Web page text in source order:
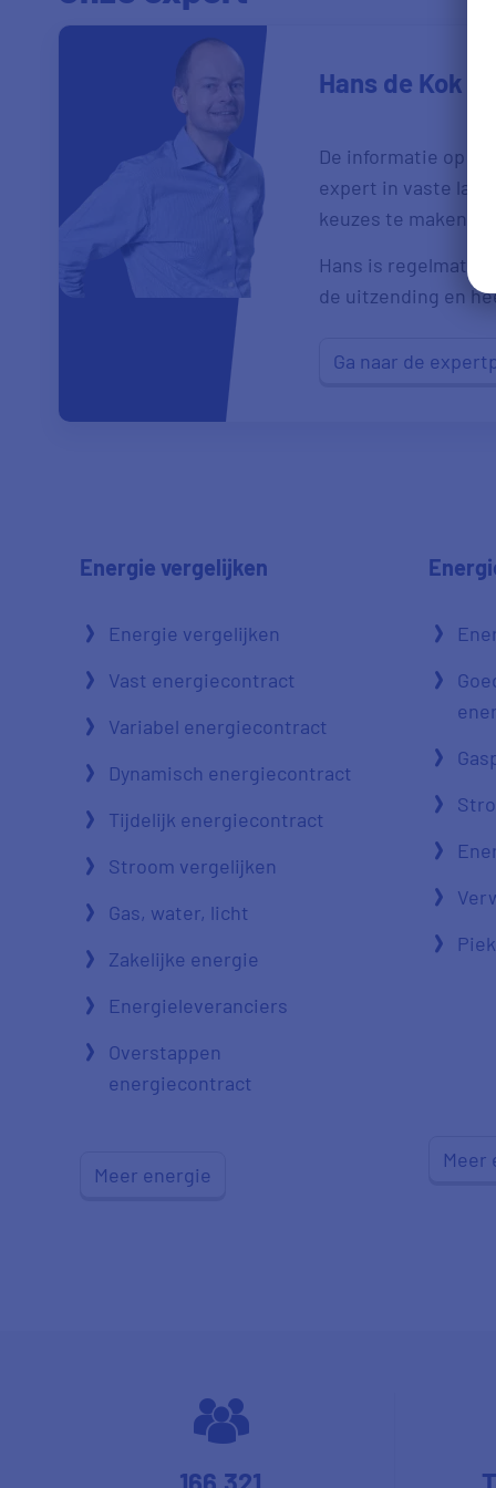
Hans de Kok
De informatie op
expert in vaste
keuzes te maken.
Hans is regelmatig
de uitzending en
Ga naar de
Energie vergelijken
Energie vergelijken
Vast energiecontract
Variabel energiecontract
Dynamisch energiecontract
Tijdelijk energiecontract
Stroom vergelijken
Gas, water, licht
Zakelijke energie
Energieleveranciers
Overstappen
energiecontract
Meer energie
Meer